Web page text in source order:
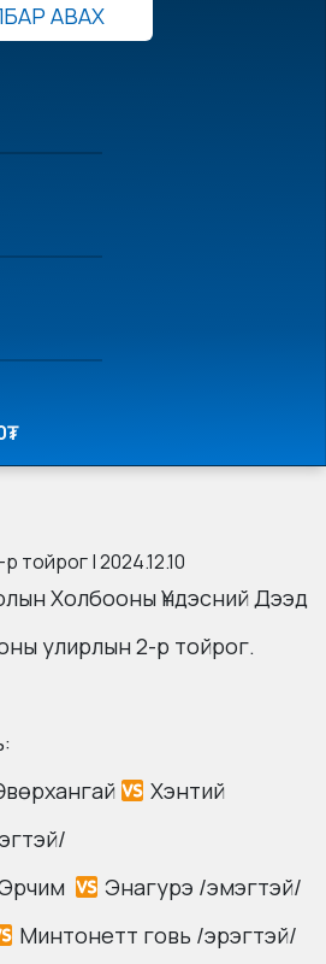
АВАХ
тойрог | 2024.12.10
Холбооны Үндэсний Дээд
улирлын 2-р тойрог.
Хэнтий
Энагурэ /эмэгтэй/
Минтонетт говь /эрэгтэй/